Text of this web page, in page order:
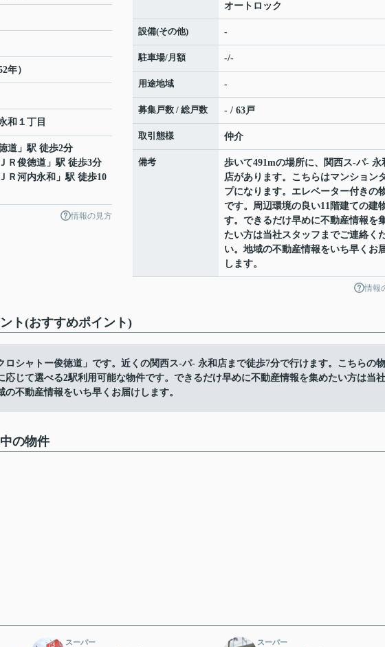
年）
和 １丁目
道 」駅 徒歩2分
ＪＲ俊徳道 」駅 徒歩3分
ＪＲ河内永和 」駅 徒歩10
情報の見方
オートロック
設備(その他) -
駐車場/月額 -/-
用途地域 -
募集戸数 / 総戸数 - / 63戸
取引態様 仲介
備考
歩いて491mの場所に、関西ス-パ- 永
店があります。こちらはマンション
プになります。エレベーター付きの
です。周辺環境の良い11階建ての建
す。できるだけ早めに不動産情報を
たい方は当社スタッフまでご連絡く
い。地域の不動産情報をいち早くお
します。
情報
ト(おすすめポイント)
ロシャトー俊徳道」です。近くの関西ス-パ- 永和店まで徒歩7分で行けます。こちらの物
応じて選べる2駅利用可能な物件です。できるだけ早めに不動産情報を集めたい方は当社
不動産情報をいち早くお届けします。
の物件
スーパー スーパー